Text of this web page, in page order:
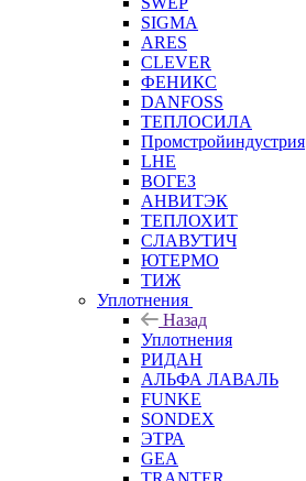
SIGMA
ARES
CLEVER
ФЕНИКС
DANFOSS
ТЕПЛОСИЛА
Промстройиндустрия
LHE
ВОГЕЗ
АНВИТЭК
ТЕПЛОХИТ
СЛАВУТИЧ
ЮТЕРМО
ТИЖ
Уплотнения
Назад
Уплотнения
РИДАН
АЛЬФА ЛАВАЛЬ
FUNKE
SONDEX
ЭТРА
GEA